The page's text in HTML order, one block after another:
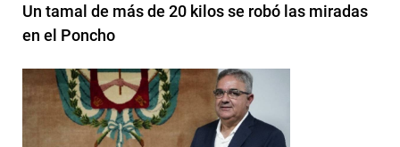
Un tamal de más de 20 kilos se robó las miradas
en el Poncho